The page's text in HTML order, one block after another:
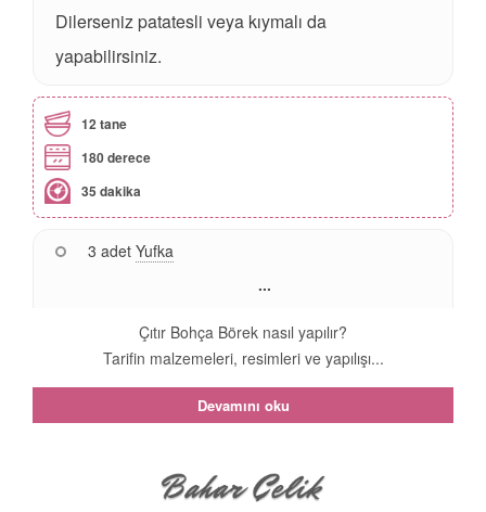
Dilerseniz patatesli veya kıymalı da
yapabilirsiniz.
12 tane
180 derece
35 dakika
3 adet Yufka
...
Çıtır Bohça Börek nasıl yapılır?
Tarifin malzemeleri, resimleri ve yapılışı...
Devamını oku